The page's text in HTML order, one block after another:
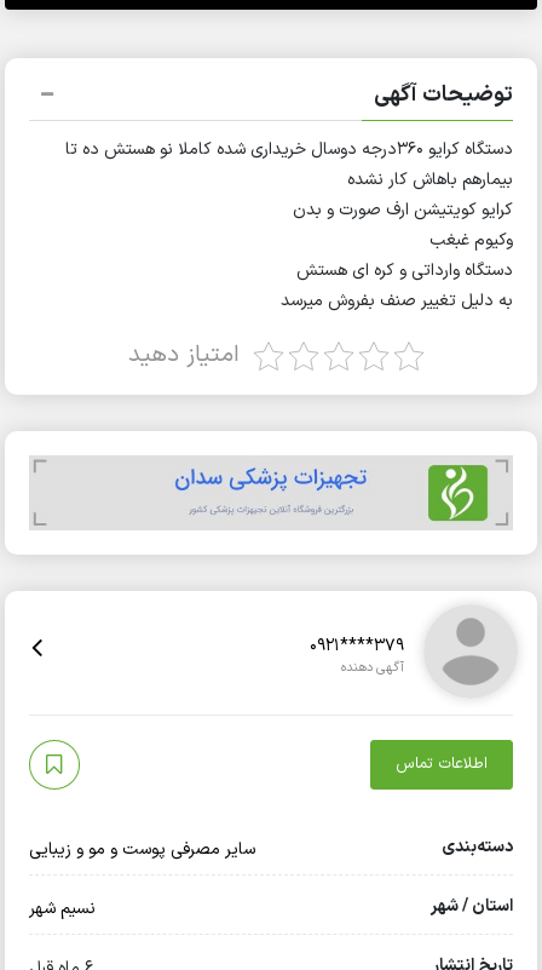
توضیحات آگهی
دستگاه کرایو ۳۶۰درجه دوسال خریداری شده کاملا نو هستش ده تا
بیمارهم باهاش کار نشده
کرایو کویتیشن ارف صورت و بدن
وکیوم غبغب
دستگاه وارداتی و کره ای هستش
به دلیل تغییر صنف بفروش میرسد
امتیاز دهید
0921****379
آگهی دهنده
اطلاعات تماس
دسته‌بندی سایر مصرفی پوست و مو و زیبایی
استان / شهر نسیم شهر